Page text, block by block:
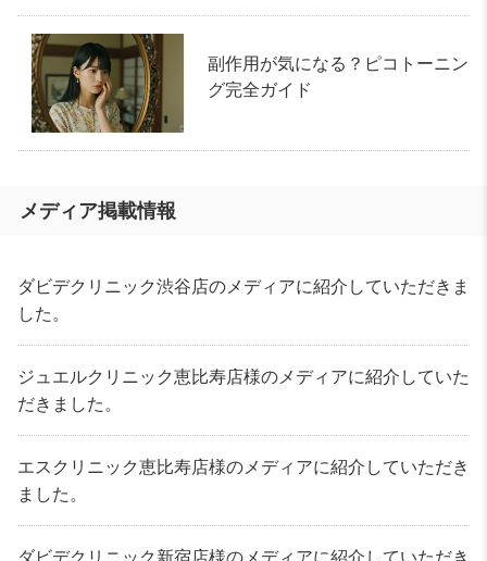
副作用が気になる？ピコトーニン
グ完全ガイド
メディア掲載情報
ダビデクリニック渋谷店のメディアに紹介していただきま
した。
ジュエルクリニック恵比寿店様のメディアに紹介していた
だきました。
エスクリニック恵比寿店様のメディアに紹介していただき
ました。
ダビデクリニック新宿店様のメディアに紹介していただき